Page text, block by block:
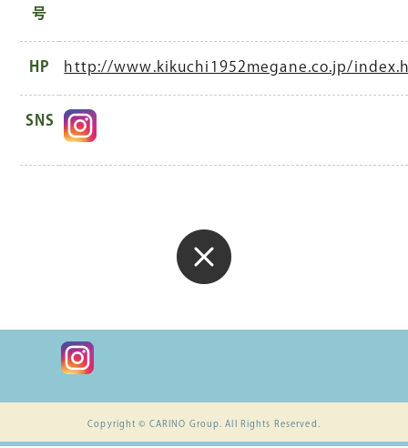
号
HP http://www.kikuchi1952megane.co.jp/
SNS
Copyright © CARINO Group. All Rights Reserved.